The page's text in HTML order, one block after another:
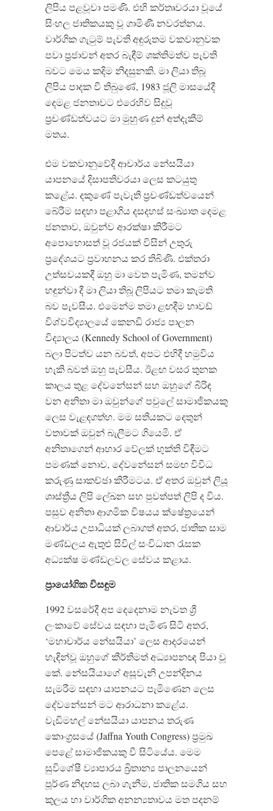
ලිපිය පළවූවා පමණි. එහි කර්තෘවරයා වූයේ
සිංහල ජාතිකයකු වූ ගාමිණී නවරත්නය.
වාර්ගික ගැටුම් පැවති අඳුරුතම වකවානුවක
පවා ප්‍රජාවන් අතර බැඳීම් ශක්තිමත්ව පැවති
බවට මෙය කදිම නිදසුනකි. මා ලියා තිබූ
ලිපිය පාදක වී තිබුණේ, 1983 ජූලි මාසයේදී
දෙමළ ජනතාවට එරෙහිව සිදුවූ
ප්‍රචණ්ඩත්වයට මා මුහුණ දුන් අත්දැකීම්
මතය.
එම වකවානුවේදී ආචාර්ය නේසයියා
යාපනයේ දිසාපතිවරයා ලෙස කටයුතු
කළේය. දකුණේ පැවැති ප්‍රචණ්ඩත්වයෙන්
බේරීම සඳහා පළාගිය දසදහස් සංඛ්‍යාත දෙමළ
ජනතාව, ඔවුන්ව ආරක්ෂා කිරීමට
අපොහොසත් වූ රජයක් විසින් උතුරු
ප්‍රදේශයට ප්‍රවාහනය කර තිබිණි. එක්තරා
උත්සවයකදී ඔහු මා වෙත පැමිණ, තමන්ව
හඳුන්වා දී මා ලියා තිබූ ලිපියට තමා කැමති
බව පැවසීය. එමෙන්ම තමා ළඟදීම හාවඩ්
විශ්වවිද්‍යාලයේ කෙනඩි රාජ්‍ය පාලන
විද්‍යාලය (Kennedy School of Government)
බලා පිටත්ව යන බවත්, අපට එහිදී හමුවිය
හැකි බවත් ඔහු පැවසීය. ඊළඟ වසර තුනක
කාලය තුළ දේවනේසන් සහ ඔහුගේ බිරිඳ
වන අනිතා මා ඔවුන්ගේ පවුලේ සාමාජිකයකු
ලෙස වැළඳගත්හ. මම සතියකට දෙතුන්
වතාවක් ඔවුන් බැලීමට ගියෙමි. ඒ
අනිතාගෙන් ආහාර වේලක් භුක්ති විඳීමට
පමණක් නොව, දේවනේසන් සමඟ විවිධ
කරුණු සාකච්ඡා කිරීමටය. ඒ අතර ඔවුන් ලියූ
ශාස්ත්‍රීය ලිපි ලේඛන සහ පුවත්පත් ලිපි ද විය.
පසුව අනිතා ආගමික විෂයය ක්ෂේත්‍රයෙන්
ආචාර්ය උපාධියක් ලබාගත් අතර, ජාතික සාම
මණ්ඩලය ඇතුළු සිවිල් සංවිධාන රැසක
අධ්‍යක්ෂ මණ්ඩලවල සේවය කළාය.
ප්‍රායෝගික විසඳුම
1992 වසරේදී අප දෙදෙනාම නැවත ශ්‍රී
ලංකාවේ සේවය සඳහා පැමිණ සිටි අතර,
‘මහාචාර්ය නේසයියා’ ලෙස ආදරයෙන්
හැඳින්වූ ඔහුගේ කීර්තිමත් අධ්‍යාපනඥ පියා වූ
කේ. නේසයියාගේ අසූවැනි උපන්දිනය
සැමරීම සඳහා යාපනයට පැමිණෙන ලෙස
දේවනේසන් මට ආරාධනා කළේය.
වැඩිමහල් නේසයියා යාපනය තරුණ
කොංග්‍රසයේ (Jaffna Youth Congress) ප්‍රමුඛ
පෙළේ සාමාජිකයකු වී සිටියේය. මෙම
සුවිශේෂී ව්‍යාපාරය බ්‍රිතාන්‍ය පාලනයෙන්
පූර්ණ නිදහස ලබා ගැනීම, ජාතික සමගිය සහ
කුලය හා වාර්ගික අනන්‍යතාවය මත පදනම්